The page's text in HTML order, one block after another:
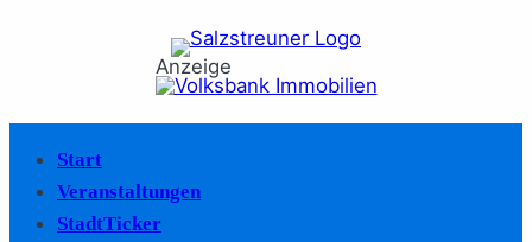
Anzeige
Start
Veranstaltungen
StadtTicker